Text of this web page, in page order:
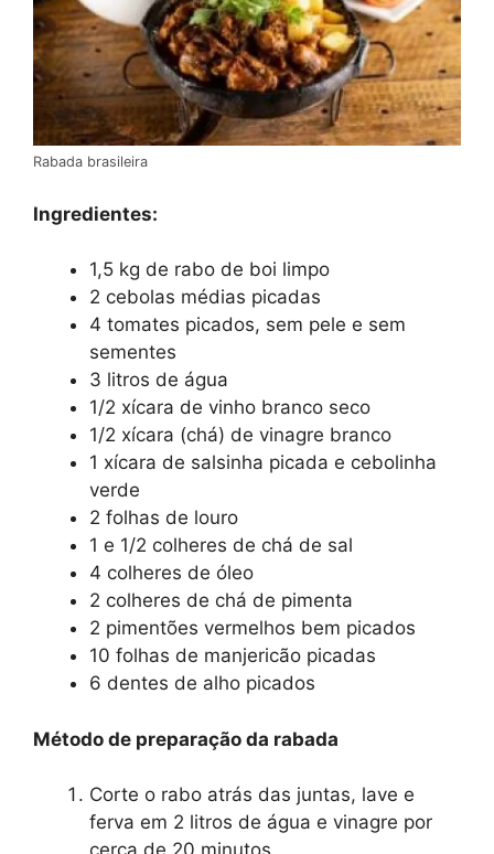
Rabada brasileira
Ingredientes:
1,5 kg de rabo de boi limpo
2 cebolas médias picadas
4 tomates picados, sem pele e sem
sementes
3 litros de água
1/2 xícara de vinho branco seco
1/2 xícara (chá) de vinagre branco
1 xícara de salsinha picada e cebolinha
verde
2 folhas de louro
1 e 1/2 colheres de chá de sal
4 colheres de óleo
2 colheres de chá de pimenta
2 pimentões vermelhos bem picados
10 folhas de manjericão picadas
6 dentes de alho picados
Método de preparação da rabada
Corte o rabo atrás das juntas, lave e
ferva em 2 litros de água e vinagre por